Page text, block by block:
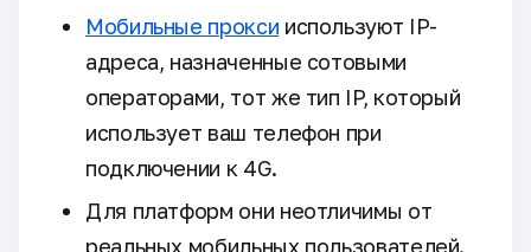
Мобильные прокси используют IP-
адреса, назначенные сотовыми
операторами, тот же тип IP, который
использует ваш телефон при
подключении к 4G.
Для платформ они неотличимы от
реальных мобильных пользователей.